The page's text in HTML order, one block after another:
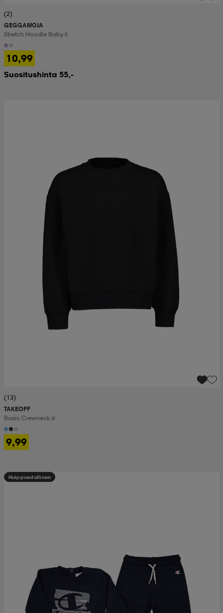
(2)
GEGGAMOJA
Stretch Hoodie Baby Ii
10,99
Suositushinta 55,-
(13)
TAKEOFF
Basic Crewneck Jr
9,99
Huippuedullinen